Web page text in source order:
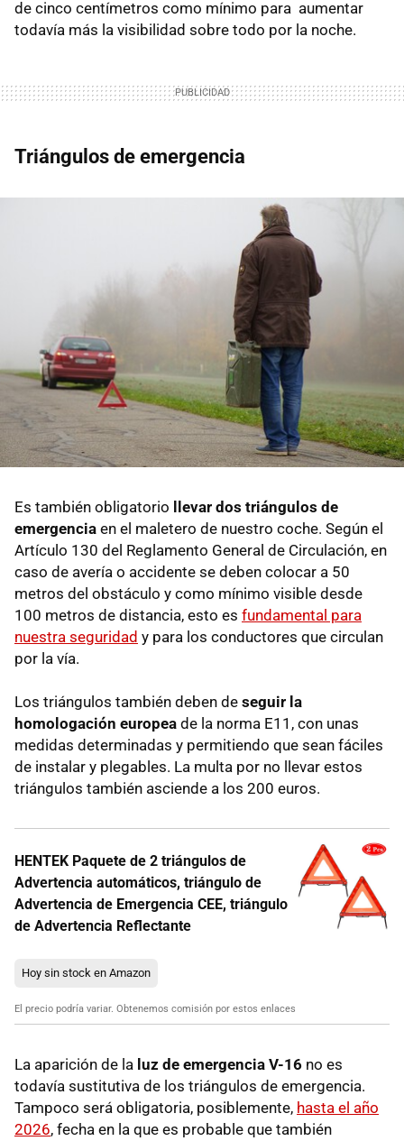
de cinco centímetros como mínimo para aumentar
todavía más la visibilidad sobre todo por la noche.
Triángulos de emergencia
Es también obligatorio llevar dos triángulos de
emergencia en el maletero de nuestro coche. Según el
Artículo 130 del Reglamento General de Circulación, en
caso de avería o accidente se deben colocar a 50
metros del obstáculo y como mínimo visible desde
100 metros de distancia, esto es fundamental para
nuestra seguridad y para los conductores que circulan
por la vía.
Los triángulos también deben de seguir la
homologación europea de la norma E11, con unas
medidas determinadas y permitiendo que sean fáciles
de instalar y plegables. La multa por no llevar estos
triángulos también asciende a los 200 euros.
HENTEK Paquete de 2 triángulos de
Advertencia automáticos, triángulo de
Advertencia de Emergencia CEE, triángulo
de Advertencia Reflectante
Hoy sin stock en Amazon
El precio podría variar. Obtenemos comisión por estos enlaces
La aparición de la luz de emergencia V-16 no es
todavía sustitutiva de los triángulos de emergencia.
Tampoco será obligatoria, posiblemente, hasta el año
2026, fecha en la que es probable que también